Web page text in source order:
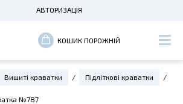
АВТОРИЗАЦІЯ
РЕЄСТРАЦІЯ
КОШИК ПОРОЖНІЙ
Вишиті краватки Підліткові краватки
№787